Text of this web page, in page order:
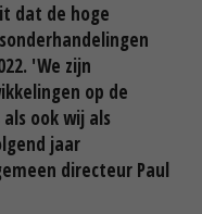
dat de hoge
'We zijn
op de
ook wij als
jaar
directeur Paul